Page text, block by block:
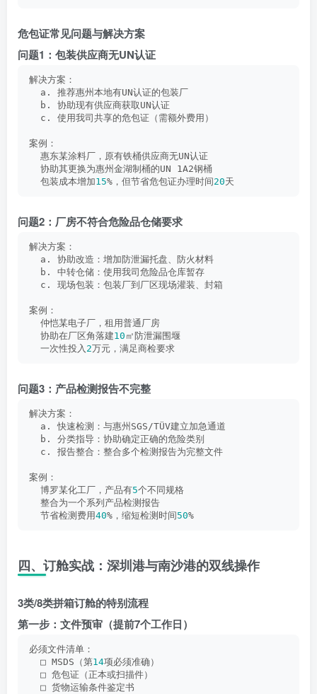
危包证常见问题与解决方案
问题1：包装供应商无UN认证
解决方案：
  a. 推荐惠州本地有UN认证的包装厂
  b. 协助现有供应商获取UN认证
  c. 使用我司共享的危包证（需额外费用）
案例：
  惠东某涂料厂，原有铁桶供应商无UN认证
  协助其更换为惠州金湖制桶的UN 1A2钢桶
  包装成本增加
15%，但节省危包证办理时间20天
问题2：厂房不符合危险品仓储要求
解决方案：
  a. 协助改造：增加防泄漏托盘、防火材料
  b. 中转仓储：使用我司危险品仓库暂存
  c. 现场包装：包装厂到厂区现场灌装、封箱
案例：
  仲恺某电子厂，租用普通厂房
  协助在厂区角落建
10 ㎡防泄漏围堰
  一次性投入
2万元，满足商检要求
问题3：产品检测报告不完整
解决方案：
  a. 快速检测：与惠州SGS/TÜV建立加急通道
  b. 分类指导：协助确定正确的危险类别
  c. 报告整合：整合多个检测报告为完整文件
案例：
  博罗某化工厂，产品有
5个不同规格
  整合为一个系列产品检测报告
  节省检测费用
40%，缩短检测时间50%
四、订舱实战：深圳港与南沙港的双线操作
3类/8类拼箱订舱的特别流程
第一步：文件预审（提前7个工作日）
必须文件清单：
  □ MSDS（第
14项必须准确）
  □ 危包证（正本或扫描件）
  □ 货物运输条件鉴定书